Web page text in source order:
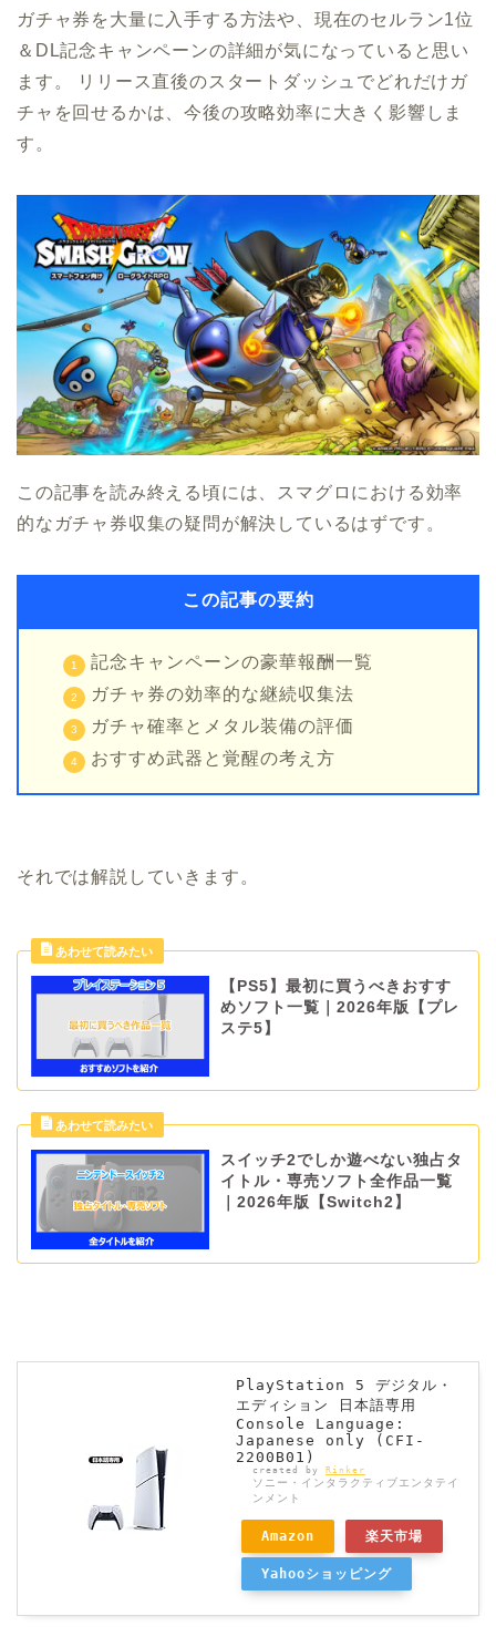
ガチャ券を大量に入手する方法や、現在のセルラン1位
＆DL記念キャンペーンの詳細が気になっていると思い
ます。 リリース直後のスタートダッシュでどれだけガ
チャを回せるかは、今後の攻略効率に大きく影響しま
す。
この記事を読み終える頃には、スマグロにおける効率
的なガチャ券収集の疑問が解決しているはずです。
この記事の要約
記念キャンペーンの豪華報酬一覧
ガチャ券の効率的な継続収集法
ガチャ確率とメタル装備の評価
おすすめ武器と覚醒の考え方
それでは解説していきます。
【PS5】最初に買うべきおすす
めソフト一覧｜2026年版【プレ
ステ5】
スイッチ2でしか遊べない独占タ
イトル・専売ソフト全作品一覧
｜2026年版【Switch2】
PlayStation 5 デジタル・
エディション 日本語専用
Console Language:
Japanese only (CFI-
2200B01)
created by Rinker
ソニー・インタラクティブエンタテイ
ンメント
Amazon 楽天市場
Yahooショッピング